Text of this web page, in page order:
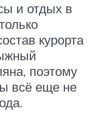
и отдых в
курорта
поэтому
всё еще не